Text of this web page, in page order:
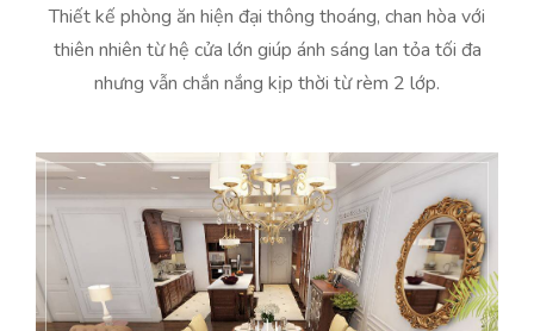
Thiết kế phòng ăn hiện đại thông thoáng, chan hòa với
thiên nhiên từ hệ cửa lớn giúp ánh sáng lan tỏa tối đa
nhưng vẫn chắn nắng kịp thời từ rèm 2 lớp.